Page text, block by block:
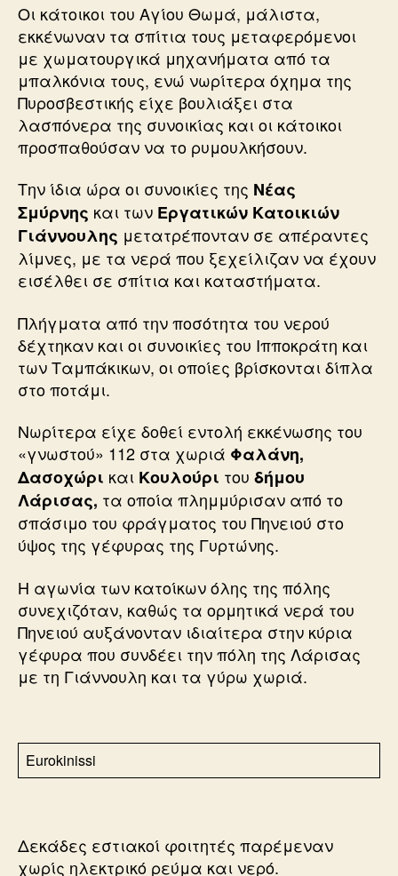
Οι κάτοικοι του Αγίου Θωμά, μάλιστα,
εκκένωναν τα σπίτια τους μεταφερόμενοι
με χωματουργικά μηχανήματα από τα
μπαλκόνια τους, ενώ νωρίτερα όχημα της
Πυροσβεστικής είχε βουλιάξει στα
λασπόνερα της συνοικίας και οι κάτοικοι
προσπαθούσαν να το ρυμουλκήσουν.
Την ίδια ώρα οι συνοικίες της Νέας
Σμύρνης και των Εργατικών Κατοικιών
Γιάννουλης μετατρέπονταν σε απέραντες
λίμνες, με τα νερά που ξεχείλιζαν να έχουν
εισέλθει σε σπίτια και καταστήματα.
Πλήγματα από την ποσότητα του νερού
δέχτηκαν και οι συνοικίες του Ιπποκράτη και
των Ταμπάκικων, οι οποίες βρίσκονται δίπλα
στο ποτάμι.
Νωρίτερα είχε δοθεί εντολή εκκένωσης του
«γνωστού» 112 στα χωριά Φαλάνη,
Δασοχώρι και Κουλούρι του δήμου
Λάρισας, τα οποία πλημμύρισαν από το
σπάσιμο του φράγματος του Πηνειού στο
ύψος της γέφυρας της Γυρτώνης.
Η αγωνία των κατοίκων όλης της πόλης
συνεχιζόταν, καθώς τα ορμητικά νερά του
Πηνειού αυξάνονταν ιδιαίτερα στην κύρια
γέφυρα που συνδέει την πόλη της Λάρισας
με τη Γιάννουλη και τα γύρω χωριά.
Eurokinissi
Δεκάδες εστιακοί φοιτητές παρέμεναν
χωρίς ηλεκτρικό ρεύμα και νερό.